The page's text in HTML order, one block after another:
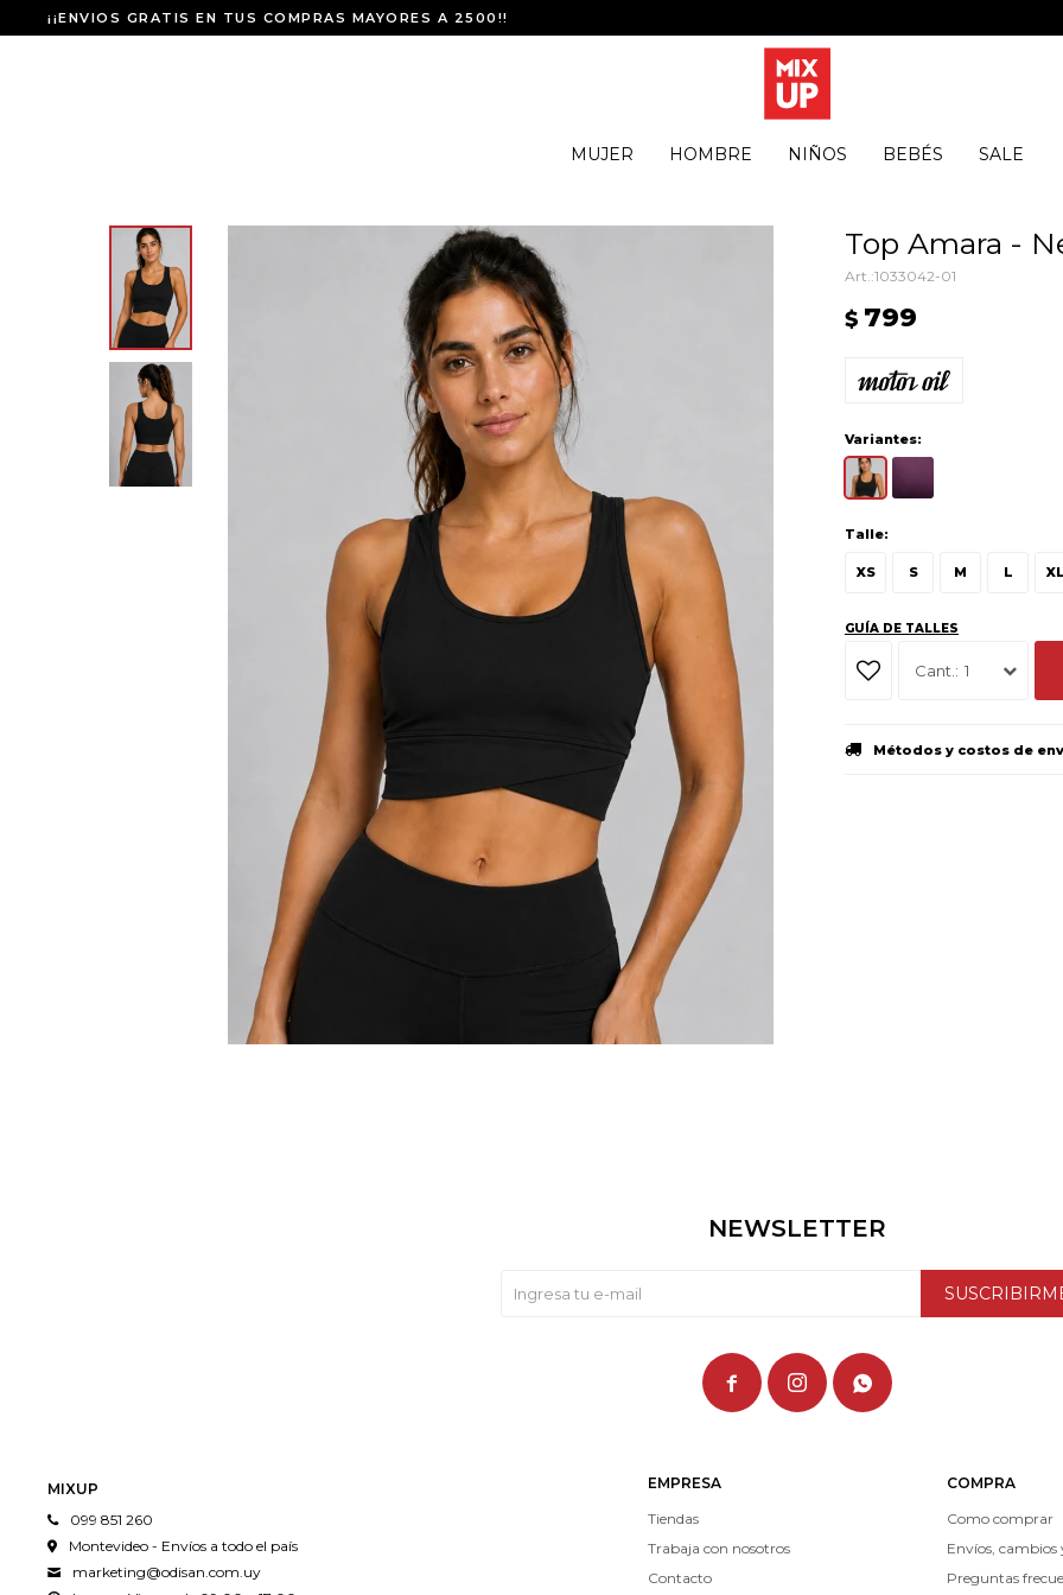
MUJER HOMBRE NIÑOS BEBÉS SALE
¡¡ENVIOS GRATIS EN TUS COMPRAS MAYORES A 2500!!
Top Amara -
1033042-01
$ 799
Variantes:
Talle:
XS S M L XL
GUÍA DE TALLES
1
Métodos y costos de
MIXUP
099 851 260
Montevideo - Envíos a todo el país
marketing@odisan.com.uy
EMPRESA
Tiendas
Trabaja con nosotros
Contacto
COMPRA
Como comprar
Envíos, cambios
Preguntas
NEWSLETTER
  